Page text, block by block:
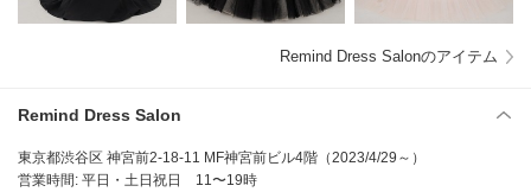
Remind Dress Salonのアイテム
Remind Dress Salon
東京都渋谷区 神宮前2-18-11 MF神宮前ビル4階（2023/4/29～）
営業時間: 平日・土日祝日 11〜19時